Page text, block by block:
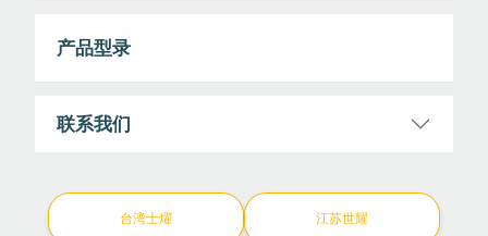
产品型录
联系我们
台湾士燿 江苏世耀